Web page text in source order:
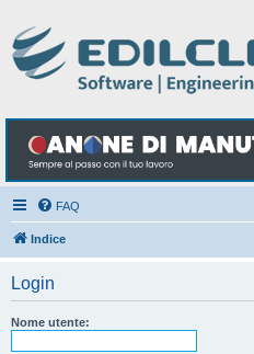
FAQ
Indice
Login
Nome utente: